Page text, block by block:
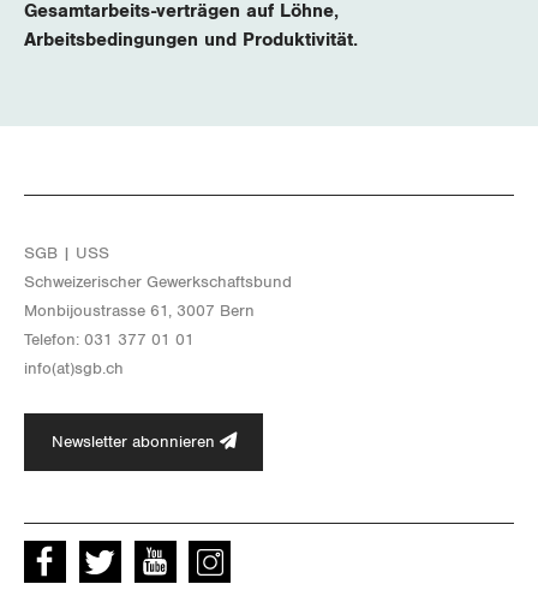
Gesamtarbeits-verträgen auf Löhne,
Arbeitsbedingungen und Produktivität.
SGB | USS
Schwei­ze­ri­scher Ge­werk­schafts­bund
Mon­bi­joustras­se 61, 3007 Bern
Te­le­fon: 031 377 01 01
info(at)​sgb.​ch
Newsletter abonnieren
Facebook Twitter Youtube instagram